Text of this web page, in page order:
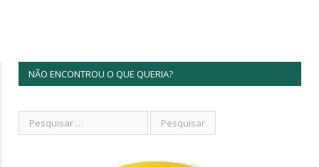
NÃO ENCONTROU O QUE QUERIA?